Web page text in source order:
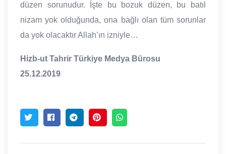
düzen sorunudur. İşte bu bozuk düzen, bu batıl
nizam yok olduğunda, ona bağlı olan tüm sorunlar
da yok olacaktır Allah’ın izniyle…
Hizb-ut Tahrir Türkiye Medya Bürosu
25.12.2019